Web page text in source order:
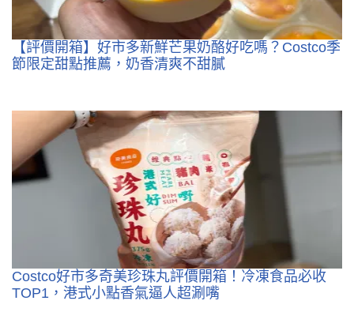
【評價開箱】好市多新鮮芒果奶酪好吃嗎？Costco季
節限定甜點推薦，奶香清爽不甜膩
Costco好市多奇美珍珠丸評價開箱！冷凍食品必收
TOP1，港式小點香氣逼人超涮嘴